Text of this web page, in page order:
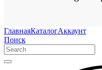
ГлавнаяКаталогАккаунт
Поиск